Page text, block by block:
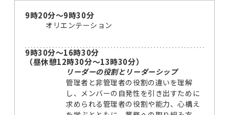
9時20分～9時30分
オリエンテーション
9時30分～16時30分
（昼休憩12時30分～13時30分）
リーダーの役割とリーダーシップ
管理者と非管理者の役割の違いを理解
し、メンバーの自発性を引き出すために
求められる管理者の役割や能力、心構え